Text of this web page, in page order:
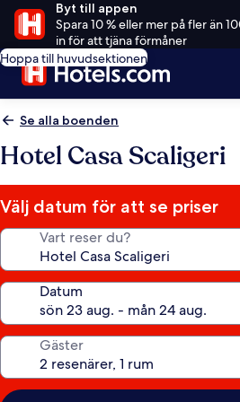
Byt till appen
Spara 10 % eller mer på fler än
in för att tjäna förmåner
Hoppa till huvudsektionen
Se alla boenden
Hotel Casa Scaligeri
Välj datum för att se priser
Vart reser du?
Datum
Gäster